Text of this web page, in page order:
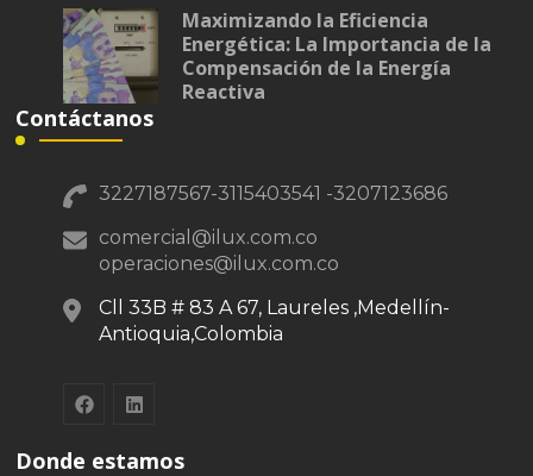
Maximizando la Eficiencia
Energética: La Importancia de la
Compensación de la Energía
Reactiva
Contáctanos
3227187567-3115403541 -3207123686
comercial@ilux.com.co
operaciones@ilux.com.co
Cll 33B # 83 A 67, Laureles ,Medellín-
Antioquia,Colombia
Donde estamos